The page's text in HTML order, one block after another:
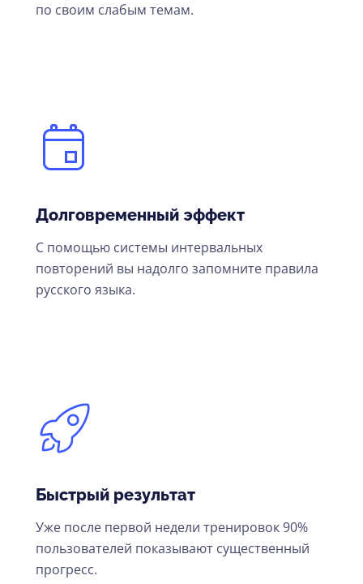
по своим слабым темам.
Долговременный эффект
С помощью системы интервальных
повторений вы надолго запомните правила
русского языка.
Быстрый результат
Уже после первой недели тренировок 90%
пользователей показывают существенный
прогресс.